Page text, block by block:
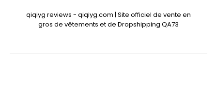
qiqiyg reviews - qiqiyg.com | Site officiel de vente en
gros de vêtements et de Dropshipping QA73